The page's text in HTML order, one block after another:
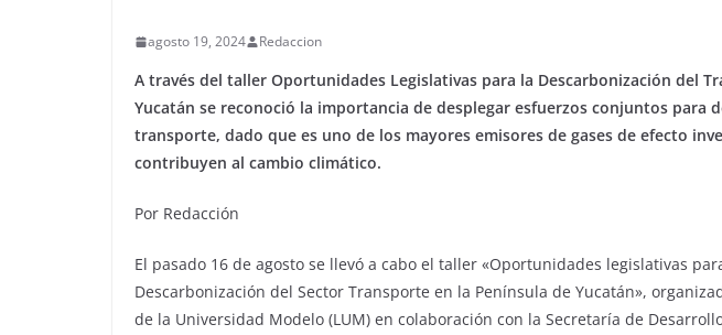
agosto 19, 2024 Redaccion
A través del taller Oportunidades Legislativas para la Descarbonización del
Yucatán se reconoció la importancia de desplegar esfuerzos conjuntos para
transporte, dado que es uno de los mayores emisores de gases de efecto
contribuyen al cambio climático.
Por Redacción
El pasado 16 de agosto se llevó a cabo el taller «Oportunidades legislativas
Descarbonización del Sector Transporte en la Península de Yucatán»,
de la Universidad Modelo (LUM) en colaboración con la Secretaría de